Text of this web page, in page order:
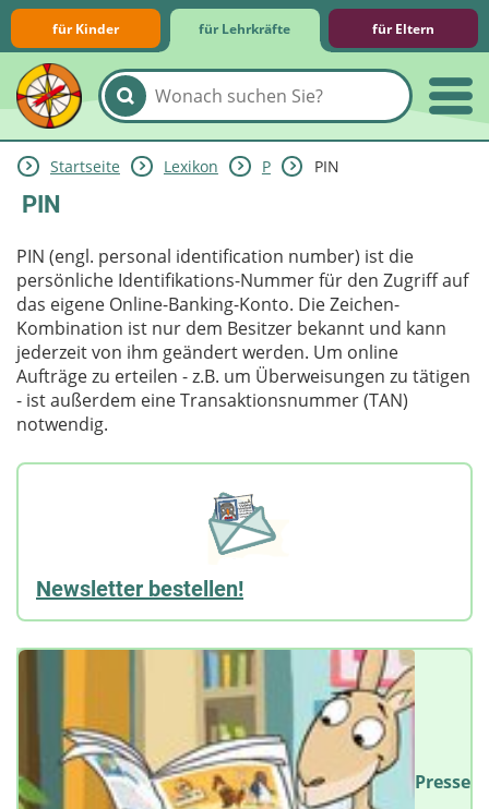
für Kinder für Lehrkräfte für Eltern
Lernmodule
Unterrichts­materialien
Internet-ABC-Schule
Praxishilfen
Aktuelles
Startseite Lexikon P PIN
PIN
PIN (engl. personal identification number) ist die
persönliche Identifikations-Nummer für den Zugriff auf
das eigene Online-Banking-Konto. Die Zeichen-
Kombination ist nur dem Besitzer bekannt und kann
jederzeit von ihm geändert werden. Um online
Aufträge zu erteilen - z.B. um Überweisungen zu tätigen
- ist außerdem eine Transaktionsnummer (TAN)
notwendig.
Newsletter bestellen!
Presse